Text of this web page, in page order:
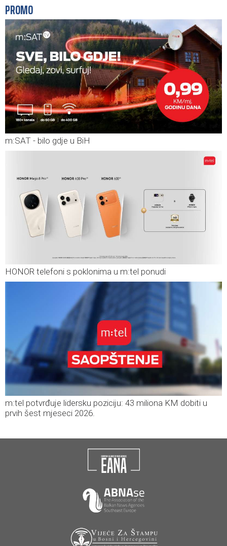
PROMO
m:SAT - bilo gdje u BiH
HONOR telefoni s poklonima u m:tel ponudi
m:tel potvrđuje lidersku poziciju: 43 miliona KM dobiti u
prvih šest mjeseci 2026.